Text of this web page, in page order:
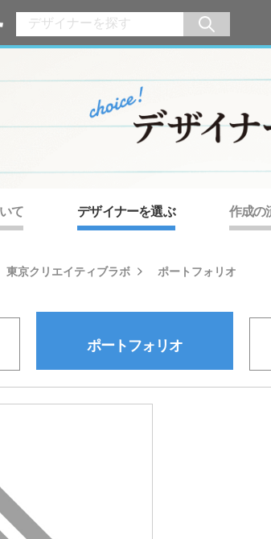
て デザイナーを選ぶ 作成の
東京クリエイティブラボ ポートフォリオ
ポートフォリオ